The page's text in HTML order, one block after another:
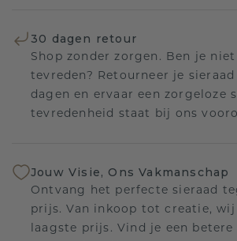
30 dagen retour
Shop zonder zorgen. Ben je
tevreden? Retourneer je
dagen en ervaar een zorgeloze
tevredenheid staat bij ons
Jouw Visie, Ons Vakmanschap
Ontvang het perfecte sieraad
prijs. Van inkoop tot creatie,
laagste prijs. Vind je een betere